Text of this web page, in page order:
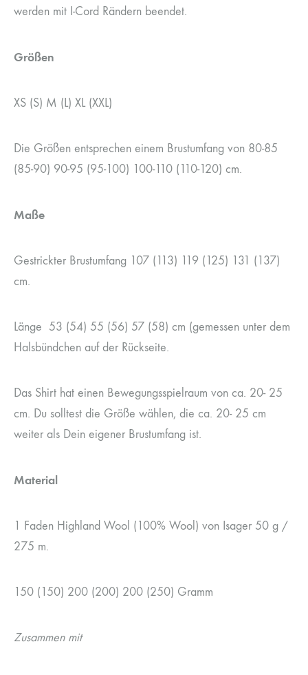
werden mit I-Cord Rändern beendet.
Größen
XS (S) M (L) XL (XXL)
Die Größen entsprechen einem Brustumfang von 80-85
(85-90) 90-95 (95-100) 100-110 (110-120) cm.
Maße
Gestrickter Brustumfang 107 (113) 119 (125) 131 (137)
cm.
Länge 53 (54) 55 (56) 57 (58) cm (gemessen unter dem
Halsbündchen auf der Rückseite.
Das Shirt hat einen Bewegungsspielraum von ca. 20- 25
cm. Du solltest die Größe wählen, die ca. 20- 25 cm
weiter als Dein eigener Brustumfang ist.
Material
1 Faden Highland Wool (100% Wool) von Isager 50 g /
275 m.
150 (150) 200 (200) 200 (250) Gramm
Zusammen mit